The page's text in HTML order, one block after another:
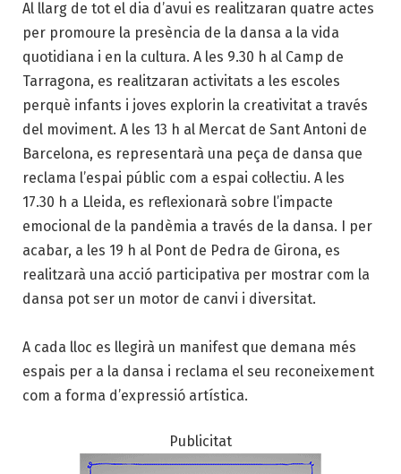
Al llarg de tot el dia d’avui es realitzaran quatre actes
per promoure la presència de la dansa a la vida
quotidiana i en la cultura. A les 9.30 h al Camp de
Tarragona, es realitzaran activitats a les escoles
perquè infants i joves explorin la creativitat a través
del moviment. A les 13 h al Mercat de Sant Antoni de
Barcelona, es representarà una peça de dansa que
reclama l’espai públic com a espai col·lectiu. A les
17.30 h a Lleida, es reflexionarà sobre l’impacte
emocional de la pandèmia a través de la dansa. I per
acabar, a les 19 h al Pont de Pedra de Girona, es
realitzarà una acció participativa per mostrar com la
dansa pot ser un motor de canvi i diversitat.
A cada lloc es llegirà un manifest que demana més
espais per a la dansa i reclama el seu reconeixement
com a forma d’expressió artística.
Publicitat